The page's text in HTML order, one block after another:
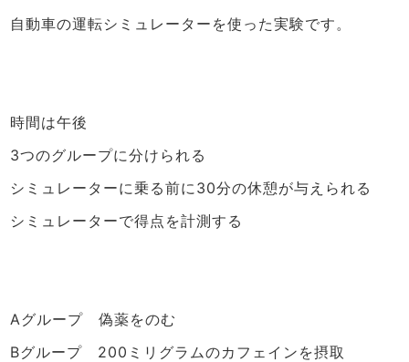
自動車の運転シミュレーターを使った実験です。
時間は午後
3つのグループに分けられる
シミュレーターに乗る前に30分の休憩が与えられる
シミュレーターで得点を計測する
Aグループ 偽薬をのむ
Bグループ 200ミリグラムのカフェインを摂取